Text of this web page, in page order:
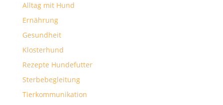
Alltag mit Hund
Ernährung
Gesundheit
Klosterhund
Rezepte Hundefutter
Sterbebegleitung
Tierkommunikation